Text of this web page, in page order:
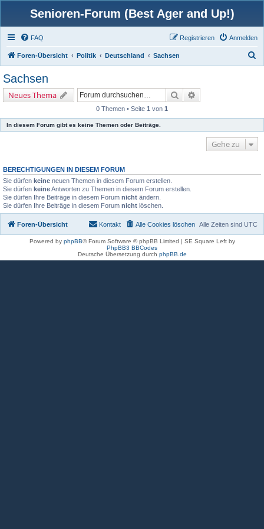
Senioren-Forum (Best Ager and Up!)
FAQ Anmelden
Registrieren
Foren-Übersicht Politik Deutschland Sachsen
Sachsen
Neues Thema Suche
0 Themen • Seite 1 von 1
In diesem Forum gibt es keine Themen oder Beiträge.
Gehe zu
BERECHTIGUNGEN IN DIESEM FORUM
Sie dürfen keine neuen Themen in diesem Forum erstellen.
Sie dürfen keineAntworten zu Themen in diesem Forum erstellen.
Sie dürfen Ihre Beiträge in diesem Forum nicht ändern.
Sie dürfen Ihre Beiträge in diesem Forum nicht löschen.
Foren-Übersicht Alle Zeiten sind UTC
Alle Cookies löschen
Kontakt
Powered by phpBB® Forum Software © phpBB Limited | SE Square Left by
PhpBB3 BBCodes
Deutsche Übersetzung durch phpBB.de